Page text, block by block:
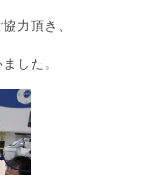
力頂き、
した。